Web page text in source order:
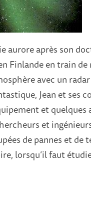
aurore après son
Finlande en train
avec un
Jean et ses
et
et
de pannes et de
lorsqu’il faut